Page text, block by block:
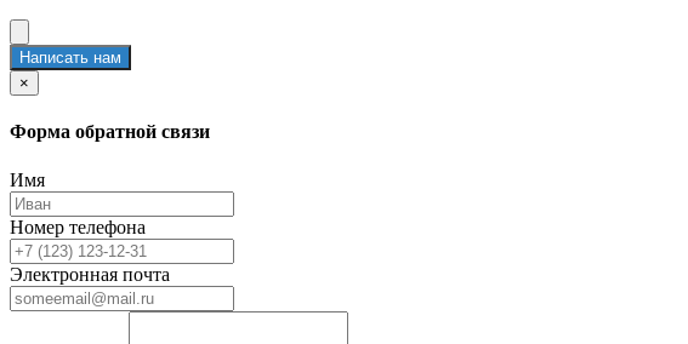
Написать нам
×
Форма обратной связи
Имя
Номер телефона
Электронная почта